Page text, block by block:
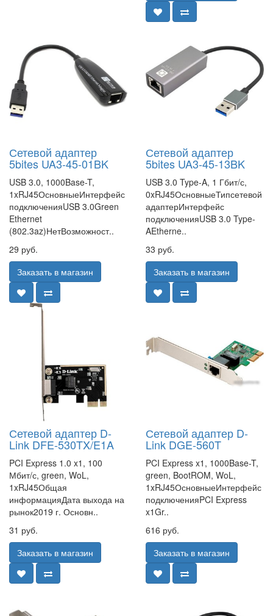
Сетевой адаптер
5bites UA3-45-01BK
USB 3.0, 1000Base-T,
1xRJ45ОсновныеИнтерфейс
подключенияUSB 3.0Green
Ethernet
(802.3az)НетВозможност..
29 руб.
Заказать в магазин
Сетевой адаптер
5bites UA3-45-13BK
USB 3.0 Type-A, 1 Гбит/с,
0xRJ45ОсновныеТипсетевой
адаптерИнтерфейс
подключенияUSB 3.0 Type-
AEtherne..
33 руб.
Заказать в магазин
Сетевой адаптер D-
Link DFE-530TX/E1A
PCI Express 1.0 x1, 100
Мбит/с, green, WoL,
1xRJ45Общая
информацияДата выхода на
рынок2019 г. Основн..
31 руб.
Заказать в магазин
Сетевой адаптер D-
Link DGE-560T
PCI Express x1, 1000Base-T,
green, BootROM, WoL,
1xRJ45ОсновныеИнтерфейс
подключенияPCI Express
x1Gr..
616 руб.
Заказать в магазин